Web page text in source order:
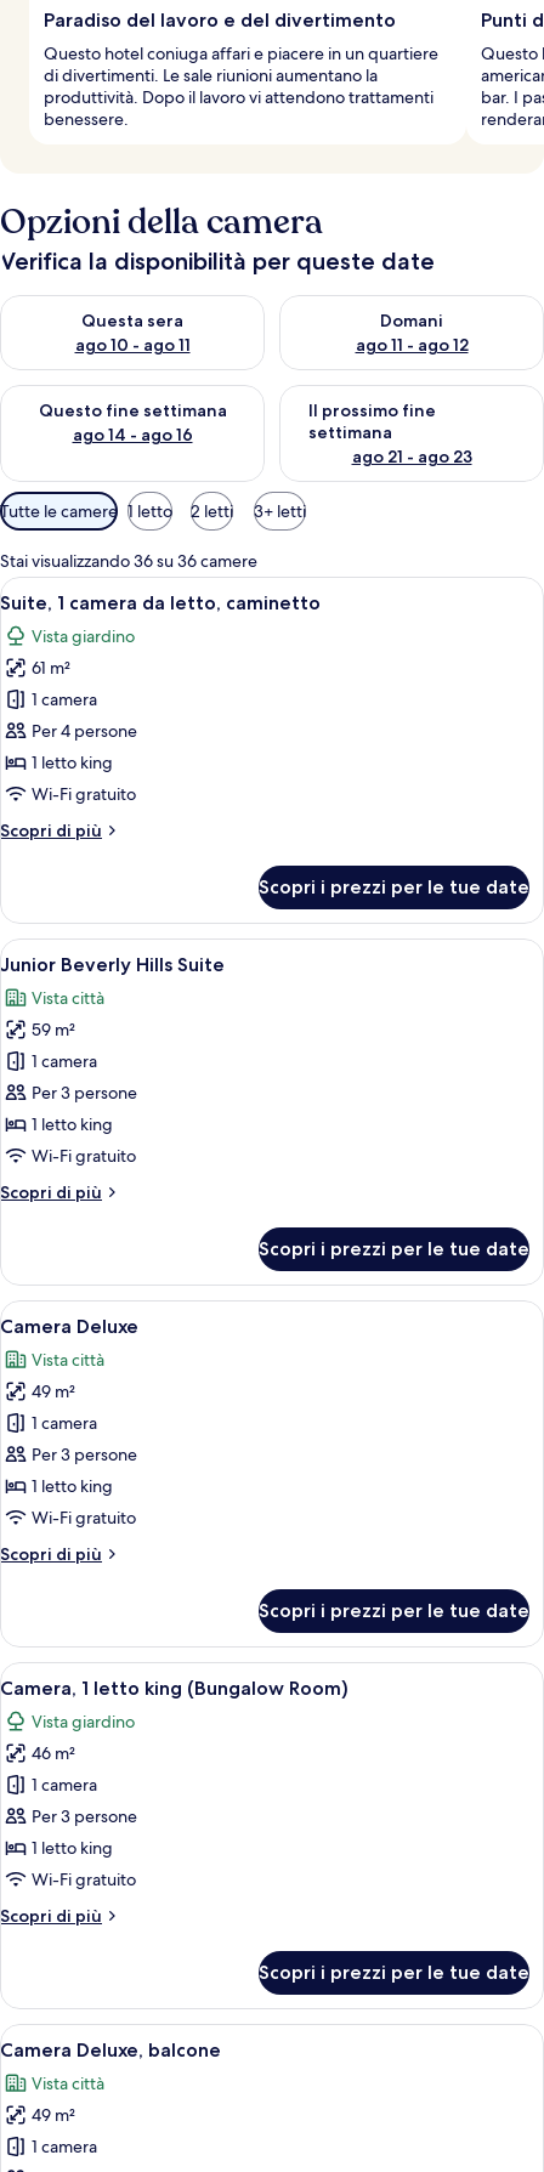
g
i
a
t
o
Paradiso del lavoro e del divertimento
Questo hotel coniuga affari e piacere in un quartiere
di divertimenti. Le sale riunioni aumentano la
produttività. Dopo il lavoro vi attendono trattamenti
benessere.
Punti
Questo
bar. I
Opzioni della camera
Verifica la disponibilità per queste date
Questa sera
ago 10 - ago 11
Verifica la disponibilità per questa sera, ago 10 - ago 11
Domani
ago 11 - ago 12
Verifica la disponibilità per
Questo fine settimana
ago 14 - ago 16
Verifica la disponibilità per questo fine settimana, ago 14 -
Il prossimo fine
settimana
ago 21 - ago 23
Verifica la disponibilità per il
Filtri
disponibili
per
le
camere
Tutte le camere 1 letto 2 letti 3+ letti
Stai visualizzando 36 su 36 camere
Apri
tutte
le
foto
per
Suite,
1
camera
letto,
Un soggiorno con divano, poltrone,
6
Suite, 1 camera da letto, caminetto
Vista giardino
61 m²
1 camera
Per 4 persone
1 letto king
Wi-Fi gratuito
Scopri di più
Altri
1
camera
da
caminetto
Scopri i prezzi per le tue date
Apri
tutte
le
foto
per
Junior
Beverly
Hills
Una camera d'albergo con un letto
7
Junior Beverly Hills Suite
Vista città
59 m²
1 camera
Per 3 persone
1 letto king
Wi-Fi gratuito
Scopri di più
Altri
Beverly
Hills
Suite
Scopri i prezzi per le tue date
Apri
tutte
le
foto
per
Camera
Deluxe
Una camera d'albergo con un
5
Camera Deluxe
Vista città
49 m²
1 camera
Per 3 persone
1 letto king
Wi-Fi gratuito
Scopri di più
Altri
Deluxe
Scopri i prezzi per le tue date
Apri
tutte
le
foto
per
Camera,
1
letto
(Bungalow
Una camera d'albergo con un letto
5
Camera, 1 letto king (Bungalow Room)
Vista giardino
46 m²
1 camera
Per 3 persone
1 letto king
Wi-Fi gratuito
Scopri di più
Altri
1
letto
king
Room)
Scopri i prezzi per le tue date
Apri
tutte
le
foto
per
Una camera d'albergo con un letto,
5
Camera Deluxe, balcone
Vista città
49 m²
1 camera